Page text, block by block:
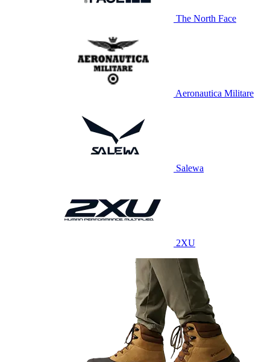
The North Face
Aeronautica Militare
Salewa
2XU